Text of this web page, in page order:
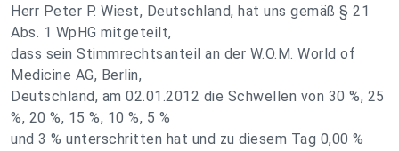
Herr Peter P. Wiest, Deutschland, hat uns gemäß § 21
Abs. 1 WpHG mitgeteilt,
dass sein Stimmrechtsanteil an der W.O.M. World of
Medicine AG, Berlin,
Deutschland, am 02.01.2012 die Schwellen von 30 %, 25
%, 20 %, 15 %, 10 %, 5 %
und 3 % unterschritten hat und zu diesem Tag 0,00 %